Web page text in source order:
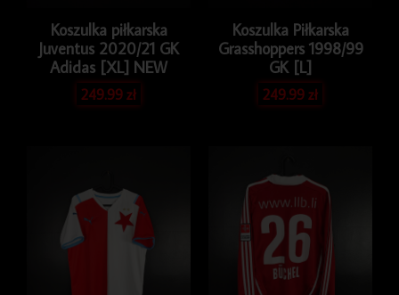
Koszulka piłkarska
Juventus 2020/21 GK
Adidas [XL] NEW
249.99zł
Koszulka Piłkarska
Grasshoppers 1998/99
GK [L]
249.99zł